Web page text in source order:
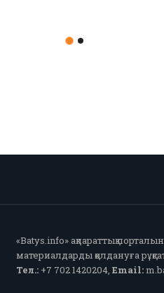
«Batys.info» ақпараттық
материалдарды қолдануға
Тел.:+7 702 1420204, Email: